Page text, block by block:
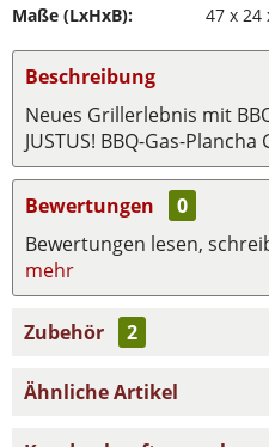
Maße (LxHxB):
47 x 24
Beschreibung
Neues Grillerlebnis mit
JUSTUS! BBQ-Gas-Plancha
Bewertungen
0
Bewertungen lesen,
mehr
Zubehör 2
Ähnliche Artikel